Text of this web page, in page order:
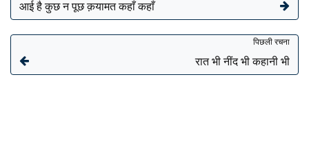
आई है कुछ न पूछ क़यामत कहाँ कहाँ
पिछली रचना
रात भी नींद भी कहानी भी